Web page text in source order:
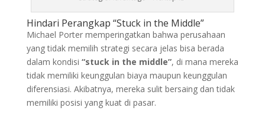
Hindari Perangkap “Stuck in the Middle”
Michael Porter memperingatkan bahwa perusahaan
yang tidak memilih strategi secara jelas bisa berada
dalam kondisi “stuck in the middle”, di mana mereka
tidak memiliki keunggulan biaya maupun keunggulan
diferensiasi. Akibatnya, mereka sulit bersaing dan tidak
memiliki posisi yang kuat di pasar.